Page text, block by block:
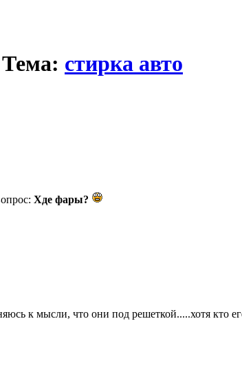
стирка авто
Хде фары?
к мысли, что они под решеткой.....хотя кто